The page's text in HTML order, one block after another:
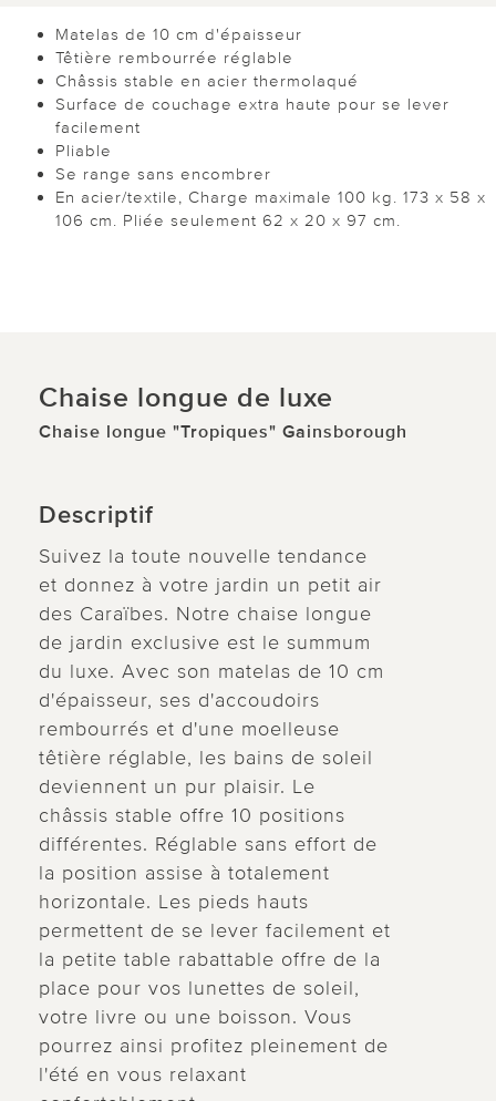
Matelas de 10 cm d'épaisseur
Têtière rembourrée réglable
Châssis stable en acier thermolaqué
Surface de couchage extra haute pour se lever
facilement
Pliable
Se range sans encombrer
En acier/textile, Charge maximale 100 kg. 173 x 58 x
106 cm. Pliée seulement 62 x 20 x 97 cm.
Chaise longue de luxe
Chaise longue "Tropiques" Gainsborough
Descriptif
Suivez la toute nouvelle tendance
et donnez à votre jardin un petit air
des Caraïbes. Notre chaise longue
de jardin exclusive est le summum
du luxe. Avec son matelas de 10 cm
d'épaisseur, ses d'accoudoirs
rembourrés et d'une moelleuse
têtière réglable, les bains de soleil
deviennent un pur plaisir. Le
châssis stable offre 10 positions
différentes. Réglable sans effort de
la position assise à totalement
horizontale. Les pieds hauts
permettent de se lever facilement et
la petite table rabattable offre de la
place pour vos lunettes de soleil,
votre livre ou une boisson. Vous
pourrez ainsi profitez pleinement de
l'été en vous relaxant